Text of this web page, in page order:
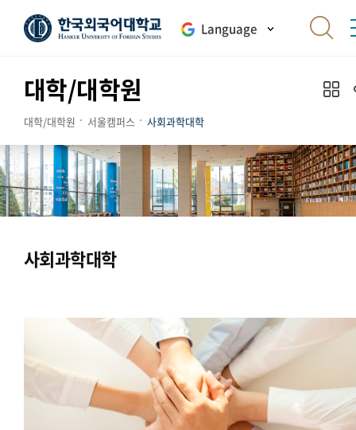
Language
대학/대학원
대학/대학원 서울캠퍼스 사회과학대학
사회과학대학